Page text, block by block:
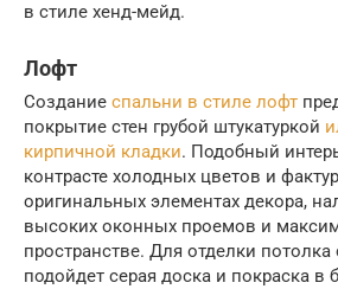
в стиле хенд-мейд.
Лофт
Создание спальни в стиле лофт
покрытие стен грубой штукатуркой
кирпичной кладки. Подобный
контрасте холодных цветов и
оригинальных элементах декора,
высоких оконных проемов и
пространстве. Для отделки
подойдет серая доска и покраска в